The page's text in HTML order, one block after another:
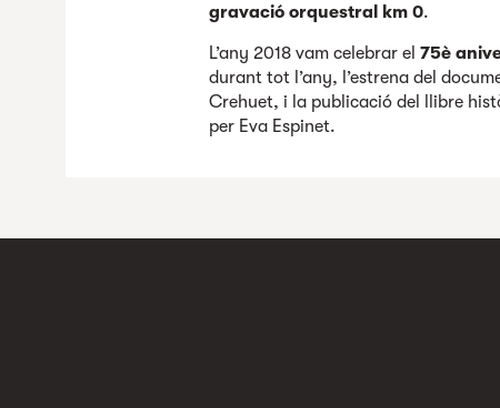
gravació orquestral km 0.
L’any 2018 vam celebrar el75è
durant tot l’any, l’estrena del
Crehuet, i la publicació del llibre
per Eva Espinet.